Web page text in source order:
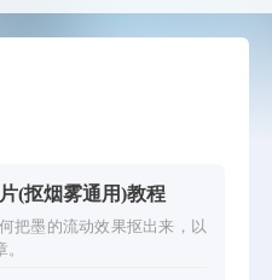
(抠烟雾通用)教程
把墨的流动效果抠出来，以